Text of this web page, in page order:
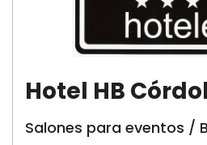
Hotel HB
Salones para eventos /